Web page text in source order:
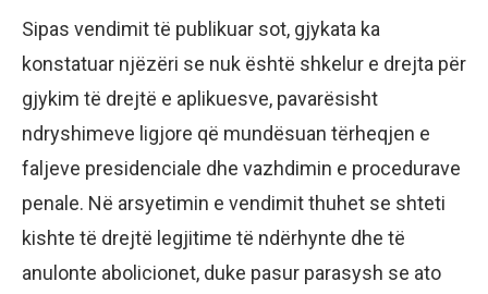
Sipas vendimit të publikuar sot, gjykata ka
konstatuar njëzëri se nuk është shkelur e drejta për
gjykim të drejtë e aplikuesve, pavarësisht
ndryshimeve ligjore që mundësuan tërheqjen e
faljeve presidenciale dhe vazhdimin e procedurave
penale. Në arsyetimin e vendimit thuhet se shteti
kishte të drejtë legjitime të ndërhynte dhe të
anulonte abolicionet, duke pasur parasysh se ato